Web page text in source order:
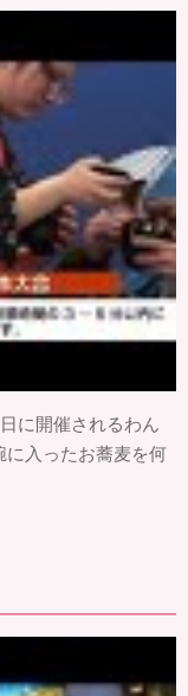
に開催されるわん
に入ったお蕎麦を何